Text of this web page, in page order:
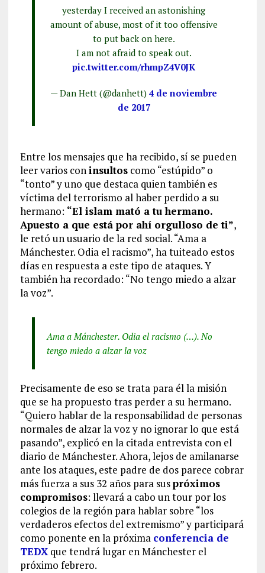
yesterday I received an astonishing
amount of abuse, most of it too offensive
to put back on here.
I am not afraid to speak out.
pic.twitter.com/rhmpZ4V0JK
— Dan Hett (@danhett)4 de noviembre
de 2017
Entre los mensajes que ha recibido, sí se pueden
leer varios coninsultoscomo “estúpido” o
“tonto” y uno que destaca quien también es
víctima del terrorismo al haber perdido a su
hermano: “El islam mató a tu hermano.
Apuesto a que está por ahí orgulloso de ti”,
le retó un usuario de la red social. “Ama a
Mánchester. Odia el racismo”, ha tuiteado estos
días en respuesta a este tipo de ataques. Y
también ha recordado: “No tengo miedo a alzar
la voz”.
Ama a Mánchester. Odia el racismo (…). No
tengo miedo a alzar la voz
Precisamente de eso se trata para él la misión
que se ha propuesto tras perder a su hermano.
“Quiero hablar de la responsabilidad de personas
normales de alzar la voz y no ignorar lo que está
pasando”, explicó en la citada entrevista con el
diario de Mánchester. Ahora, lejos de amilanarse
ante los ataques, este padre de dos parece cobrar
más fuerza a sus 32 años para suspróximos
compromisos: llevará a cabo un tour por los
colegios de la región para hablar sobre “los
verdaderos efectos del extremismo” y participará
como ponente en la próxima conferencia de
TEDXque tendrá lugar en Mánchester el
próximo febrero.